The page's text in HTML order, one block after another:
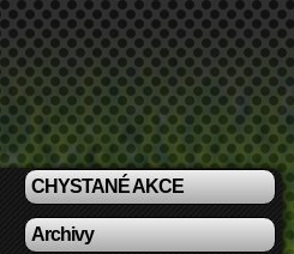
CHYSTANÉ AKCE
Archivy